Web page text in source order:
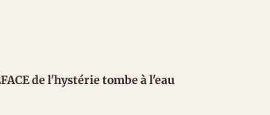
de l'hystérie tombe à l'eau